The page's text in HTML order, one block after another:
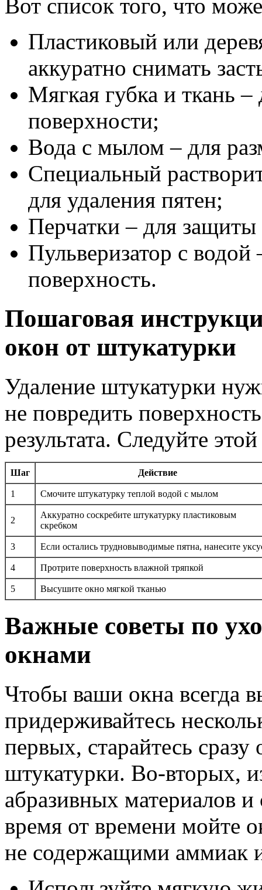
Вот список того, что
Пластиковый или
аккуратно снимать
Мягкая губка и ткань
поверхности;
Вода с мылом – для
Специальный
для удаления пятен;
Перчатки – для
Пульверизатор с
поверхность.
Пошаговая
окон от штукатурки
Удаление штукатурки
не повредить
результата. Следуйте
Шаг Действие
1 Смочите штукатурку теплой водой с мылом
2
Аккуратно соскребите штукатурку пластиковым
скребком
3 Если остались трудновыводимые пятна, нанесите
4 Протрите поверхность влажной тряпкой
5 Высушите окно мягкой тканью
Важные советы по
окнами
Чтобы ваши окна всегда
придерживайтесь
первых, старайтесь
штукатурки. Во-вторых,
абразивных материалов
время от времени мойте
не содержащими аммиак